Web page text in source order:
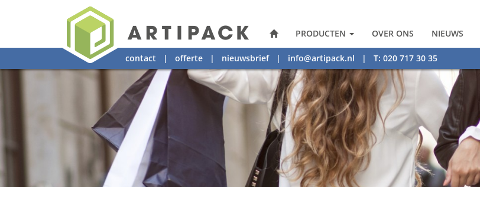
PRODUCTEN OVER ONS NIEUWS
contact | offerte | nieuwsbrief| info@artipack.nl | T: 020 717 30 35